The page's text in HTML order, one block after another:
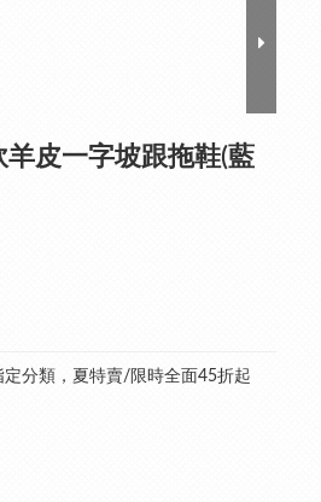
羊皮一字坡跟拖鞋(藍
定分類，夏特賣/限時全面45折起